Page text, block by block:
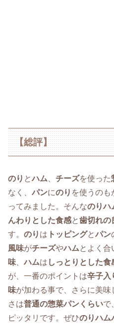
【総評】
のり とハム チーズを使った
なく、 パンにのり を使うのも
ってみました。そんなのりハ
んわりとした食感と歯切れの
す。 のり は トッピングとパン
風味がチーズやハムとよく合
味 、ハムは しっとりとした食
が、一番のポイントは辛子入
味が加わる事で、さらに美
さは普通の惣菜パンくらいで
ピッタリです。ぜひのりハム